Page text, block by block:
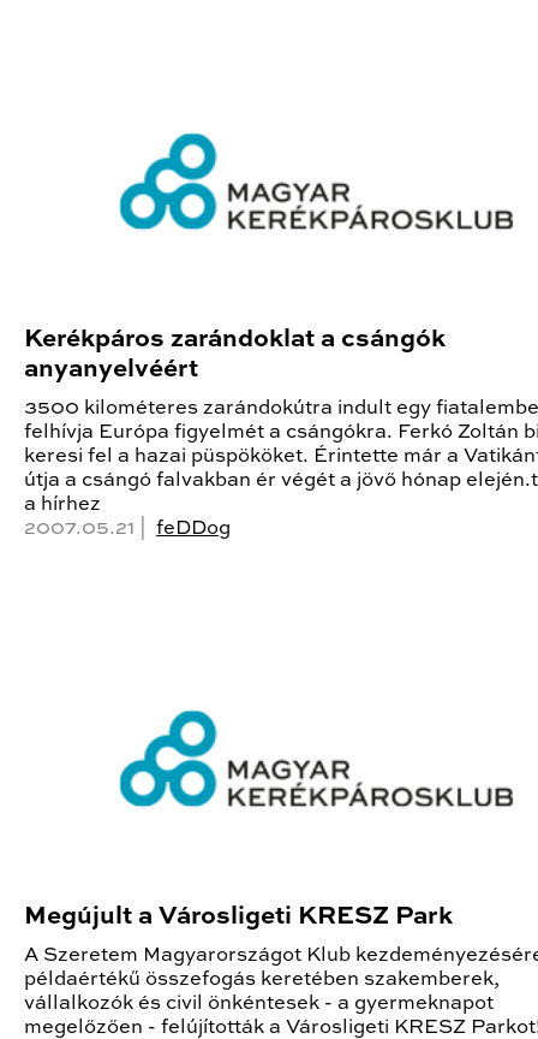
Kerékpáros zarándoklat a csángók
anyanyelvéért
3500 kilométeres zarándokútra indult egy
felhívja Európa figyelmét a csángókra. Ferkó Zoltán
keresi fel a hazai püspököket. Érintette már a
útja a csángó falvakban ér végét a jövő hónap
a hírhez
2007.05.21 | feDDog
Megújult a Városligeti KRESZ Park
A Szeretem Magyarországot Klub
példaértékű összefogás keretében szakemberek,
vállalkozók és civil önkéntesek - a gyermeknapot
megelőzően - felújították a Városligeti KRESZ